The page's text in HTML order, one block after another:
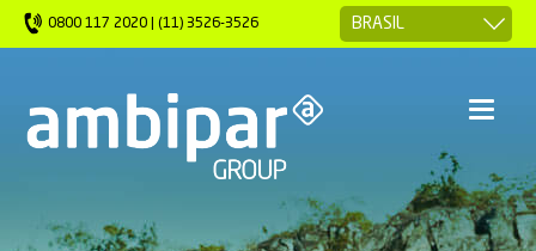
0800 117 2020 | (11) 3526-3526